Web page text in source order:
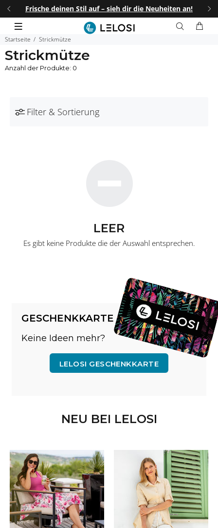
Frische deinen Stil auf – sieh dir die Neuheiten an!
Startseite Strickmütze
Strickmütze
Anzahl der Produkte: 0
Filter & Sortierung
LEER
Es gibt keine Produkte die der Auswahl entsprechen.
GESCHENKKARTE
Keine Ideen mehr?
LELOSI GESCHENKKARTE
NEU BEI LELOSI